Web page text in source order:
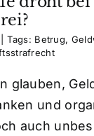
Tags: Betrug,
glauben,
und
auch